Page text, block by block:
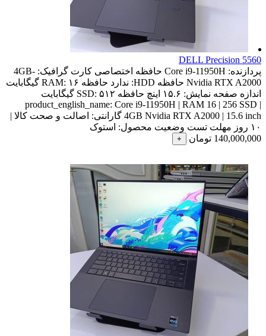
DELL Precision 5560
پردازنده: Core i9-11950H حافظه اختصاصی کارت گرافیک: 4GB-
Nvidia RTX A2000 حافظه HDD: ندارد حافظه RAM: ۱۶ گیگابایت
اندازه صفحه نمایش: ۱۵.۶ اینچ حافظه SSD: ۵۱۲ گیگابایت
product_english_name: Core i9-11950H | RAM 16 | 256 SSD |
4GB Nvidia RTX A2000 | 15.6 inch گارانتی: اصالت و صحت کالا |
۱۰ روز مهلت تست
وضعیت محصول: استوک
140,000,000 تومان +